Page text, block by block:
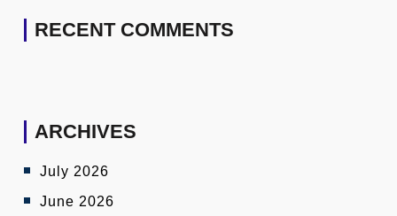
RECENT COMMENTS
ARCHIVES
July 2026
June 2026